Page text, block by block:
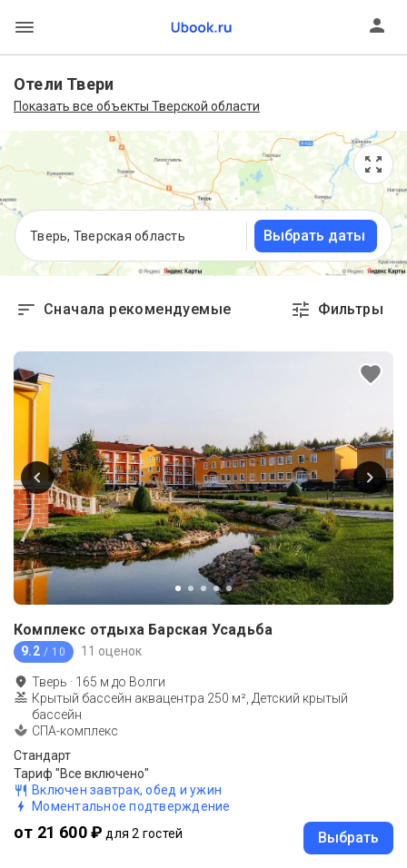
Отели Твери
Показать все объекты Тверской области
Тверь, Тверская область Выбрать даты
Сначала рекомендуемые Фильтры
Комплекс отдыха Барская Усадьба
9.2 / 10 11 оценок
Тверь · 165 м до Волги
Крытый бассейн аквацентра 250 м², Детский крытый
бассейн
СПА-комплекс
Стандарт
Тариф "Все включено"
Включен завтрак, обед и ужин
Моментальное подтверждение
от 21 600 ₽ для 2 гостей Выбрать